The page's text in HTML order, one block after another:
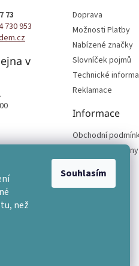
než
Souhlasím
73
730 953
v
Doprava
Možnosti Platby
Nabízené značky
Slovníček pojmů
Technické
Reklamace
Informace
Obchodní
Podmínky
podmínek